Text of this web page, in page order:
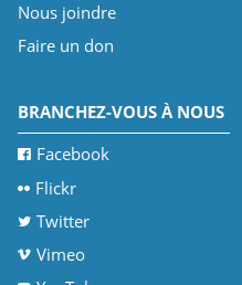
Nous joindre
Faire un don
BRANCHEZ-VOUS À NOUS
Facebook
Flickr
Twitter
Vimeo